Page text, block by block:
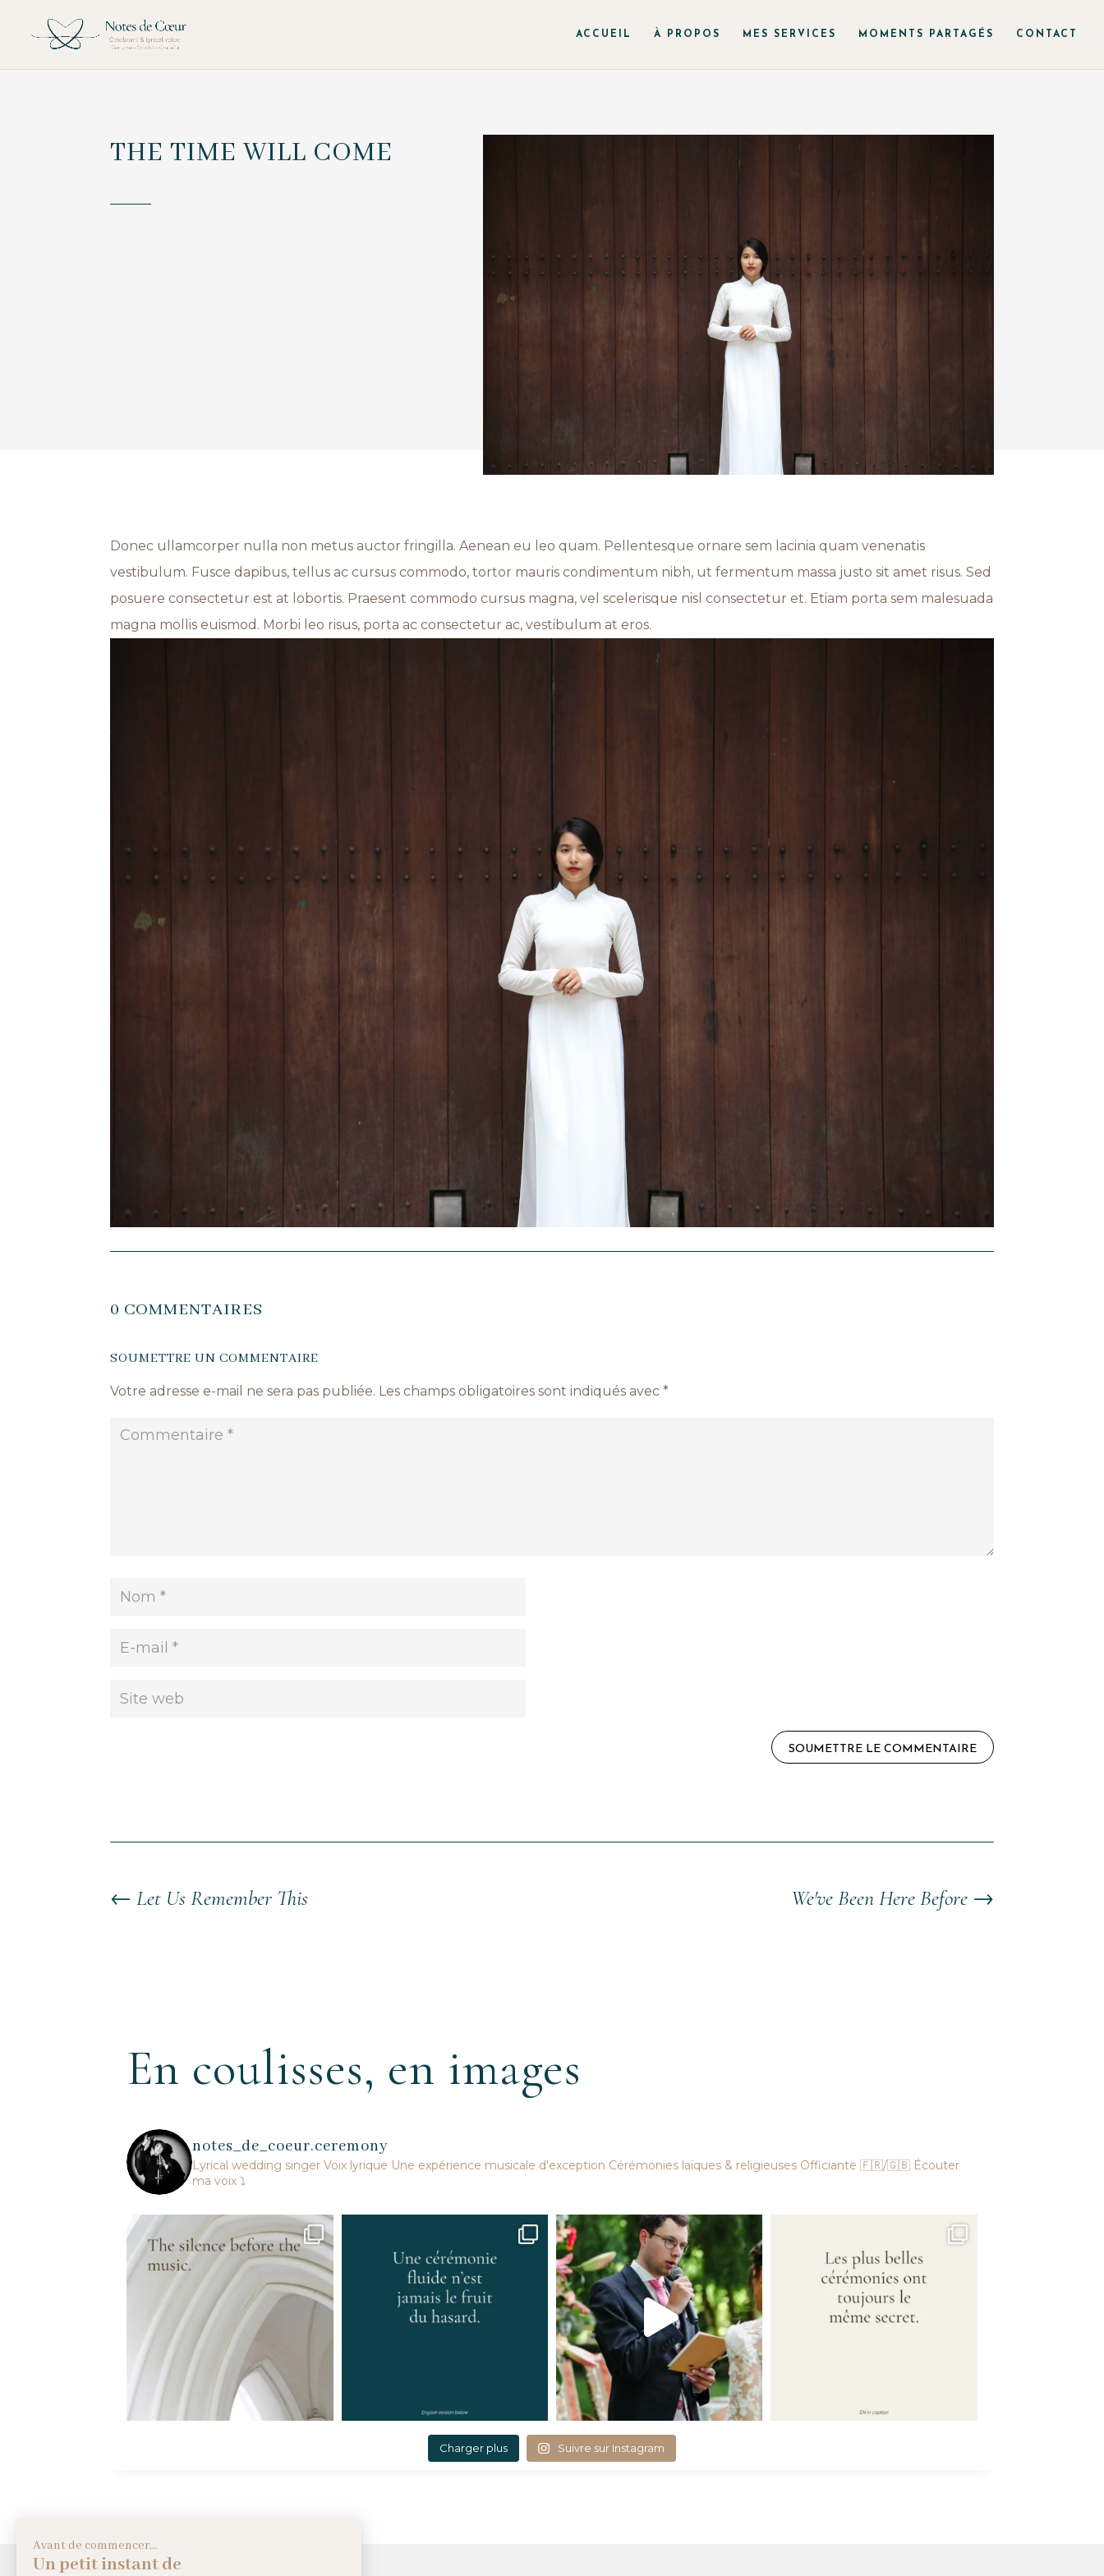
ACCUEIL À PROPOS MES SERVICES MOMENTS PARTAGÉS CONTACT
THE TIME WILL COME
Donec ullamcorper nulla non metus auctor fringilla. Aenean eu leo quam. Pellentesque ornare sem lacinia quam venenatis
vestibulum. Fusce dapibus, tellus ac cursus commodo, tortor mauris condimentum nibh, ut fermentum massa justo sit amet risus. Sed
posuere consectetur est at lobortis. Praesent commodo cursus magna, vel scelerisque nisl consectetur et. Etiam porta sem malesuada
magna mollis euismod. Morbi leo risus, porta ac consectetur ac, vestibulum at eros.
0 COMMENTAIRES
SOUMETTRE UN COMMENTAIRE
Votre adresse e-mail ne sera pas publiée. Les champs obligatoires sont indiqués avec*
SOUMETTRE LE COMMENTAIRE
←Let Us Remember This We've Been Here Before→
En coulisses, en images
notes_de_coeur.ceremony
Lyrical wedding singer Voix lyrique Une expérience musicale d'exception Cérémonies laïques & religieuses Officiante 🇫🇷/🇬🇧 Écouter
ma voix ⤵️
Charger plus Suivre sur Instagram